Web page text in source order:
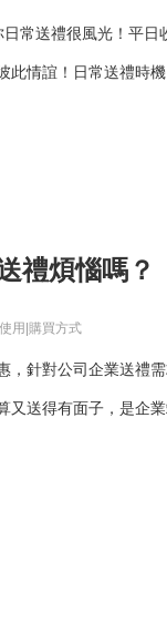
常送禮很風光！平
此情誼！日常送禮時
禮煩惱嗎？
用|購買方式
，針對公司企業送禮
又送得有面子，是企